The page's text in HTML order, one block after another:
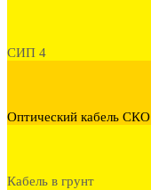
СИП 4
Оптический кабель СКО
Кабель в грунт